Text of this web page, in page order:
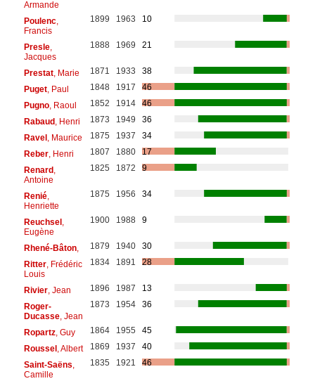
Armande
Poulenc,
Francis
1899 1963 10
Presle,
Jacques
1888 1969 21
Prestat, Marie 1871 1933
38
Puget, Paul 1848 1917
46
Pugno, Raoul 1852 1914
46
Rabaud , Henri 1873 1949
36
Ravel , Maurice 1875 1937
34
Reber, Henri 1807 1880
17
Renard ,
Antoine
1825 1872 9
Renié,
Henriette
1875 1956 34
Reuchsel ,
Eugène
1900 1988 9
Rhené-Bâton, 1879 1940
30
Ritter, Frédéric
Louis
1834 1891 28
Rivier, Jean 1896 1987
13
Roger-
Ducasse, Jean
1873 1954 36
Ropartz, Guy 1864 1955
45
Roussel , Albert 1869 1937
40
Saint-Saëns,
Camille
1835 1921 46